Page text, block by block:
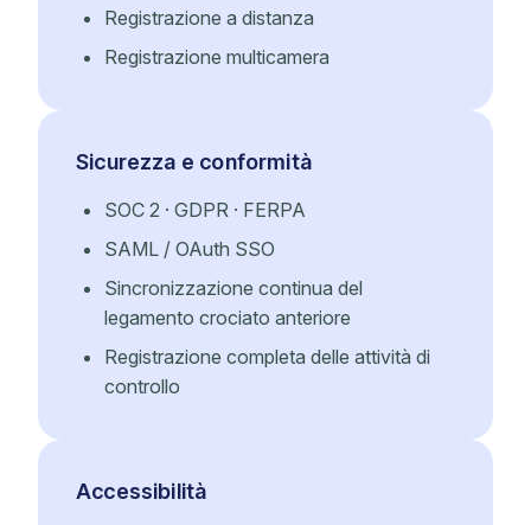
Registrazione a distanza
Registrazione multicamera
Sicurezza e conformità
SOC 2 · GDPR · FERPA
SAML / OAuth SSO
Sincronizzazione continua del
legamento crociato anteriore
Registrazione completa delle attività di
controllo
Accessibilità